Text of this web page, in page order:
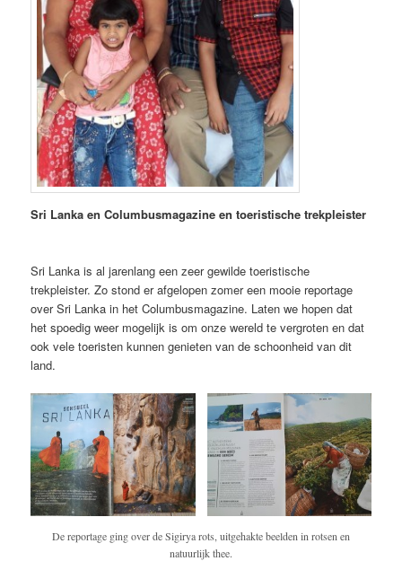
Sri Lanka en Columbusmagazine en toeristische trekpleister
Sri Lanka is al jarenlang een zeer gewilde toeristische
trekpleister. Zo stond er afgelopen zomer een mooie reportage
over Sri Lanka in het Columbusmagazine. Laten we hopen dat
het spoedig weer mogelijk is om onze wereld te vergroten en dat
ook vele toeristen kunnen genieten van de schoonheid van dit
land.
De reportage ging over de Sigirya rots, uitgehakte beelden in rotsen en
natuurlijk thee.